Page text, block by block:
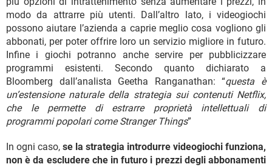
modo da attrarre più utenti. Dall’altro lato, i videogiochi
possono aiutare l’azienda a caprie meglio cosa vogliono gli
abbonati, per poter offrire loro un servizio migliore in futuro.
Infine i giochi potranno anche servire per pubblicizzare
programmi esistenti. Secondo quanto dichiarato a
Bloomberg dall’analista Geetha Ranganathan: “questa è
un’estensione naturale della strategia sui contenuti Netflix,
che le permette di estrarre proprietà intellettuali di
programmi popolari come Stranger Things”
In ogni caso, se la strategia introdurre videogiochi funziona,
non è da escludere che in futuro i prezzi degli abbonamenti